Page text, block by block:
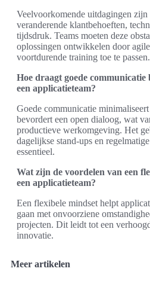
Veelvoorkomende uitdagingen zijn
veranderende klantbehoeften,
tijdsdruk. Teams moeten deze
oplossingen ontwikkelen door
voortdurende training toe te passen.
Hoe draagt goede communicatie
een applicatieteam?
Goede communicatie
bevordert een open dialoog, wat
productieve werkomgeving. Het
dagelijkse stand-ups en
essentieel.
Wat zijn de voordelen van een
een applicatieteam?
Een flexibele mindset helpt
gaan met onvoorziene
projecten. Dit leidt tot een
innovatie.
Meer artikelen